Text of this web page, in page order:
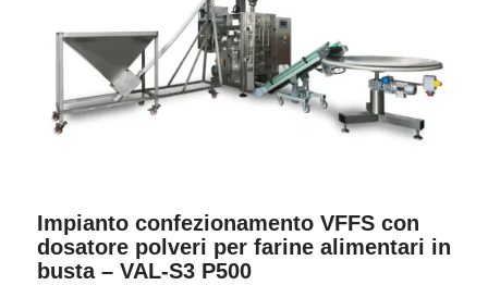
Impianto confezionamento VFFS con
dosatore polveri per farine alimentari in
busta – VAL-S3 P500